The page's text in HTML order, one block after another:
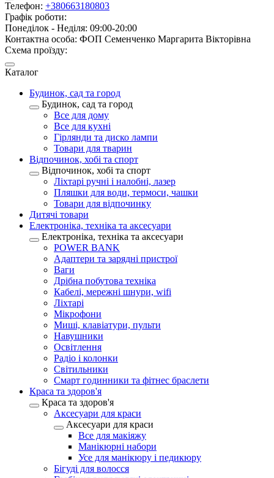
Телефон: +380663180803
Графік роботи:
Понеділок - Неділя: 09:00-20:00
Контактна особа: ФОП Семенченко Маргарита Вікторівна
Схема проїзду:
Каталог
Будинок, сад та город
Будинок, сад та город
Все для дому
Все для кухні
Гірлянди та диско лампи
Товари для тварин
Відпочинок, хобі та спорт
Відпочинок, хобі та спорт
Ліхтарі ручні і налобні, лазер
Пляшки для води, термоси, чашки
Товари для відпочинку
Дитячі товари
Електроніка, техніка та аксесуари
Електроніка, техніка та аксесуари
POWER BANK
Адаптери та зарядні пристрої
Ваги
Дрібна побутова техніка
Кабелі, мережні шнури, wifi
Ліхтарі
Мікрофони
Миші, клавіатури, пульти
Навушники
Освітлення
Радіо і колонки
Світильники
Смарт годинники та фітнес браслети
Краса та здоров'я
Краса та здоров'я
Аксесуари для краси
Аксесуари для краси
Все для макіяжу
Манікюрні набори
Усе для манікюру і педикюру
Бігуді для волосся